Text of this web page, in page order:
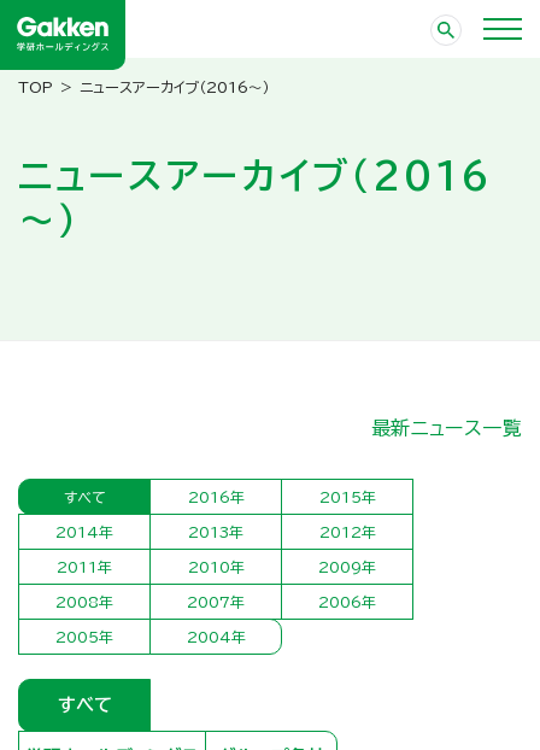
ニュースアーカイブ（2016～）
ニュースアーカイブ（2016
～）
最新ニュース一覧
すべて 2016年 2015年
2014年 2013年 2012年
2011年 2010年 2009年
2008年 2007年 2006年
2005年 2004年
すべて